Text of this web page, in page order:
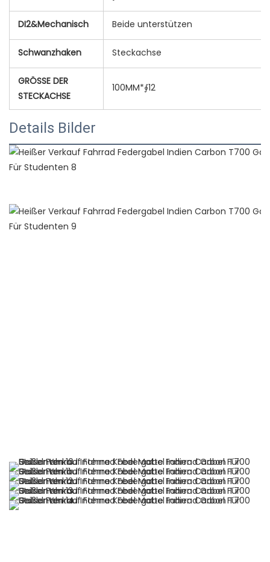
DI2&Mechanisch Beide unterstützen
Schwanzhaken Steckachse
GRÖSSE DER
STECKACHSE
100MM*∮12
Details Bilder